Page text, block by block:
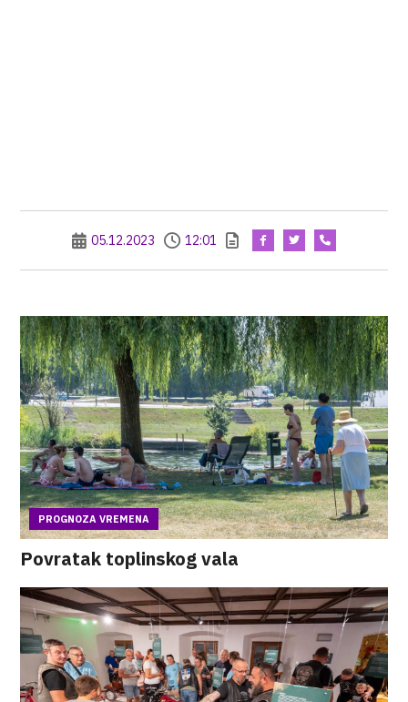
05.12.2023 12:01
PROGNOZA VREMENA
Povratak toplinskog vala